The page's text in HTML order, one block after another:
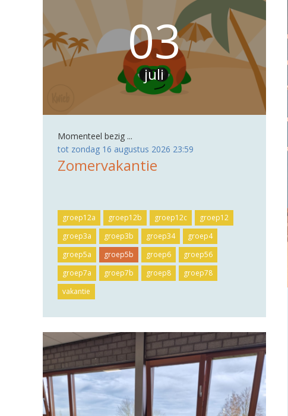
03
juli
Momenteel bezig ...
tot zondag 16 augustus 2026 23:59
Zomervakantie
groep12a groep12b groep12c
groep12
groep3a
groep3b groep34
groep4
groep5a
groep5b groep6
groep56
groep7a
groep7b groep8
groep78
vakantie